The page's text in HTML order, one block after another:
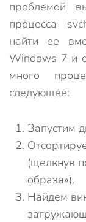
проблемой
процесса
найти ее
Windows 7 и
много
следующее:
Запустим
(щелкнув
образа»).
Найдем